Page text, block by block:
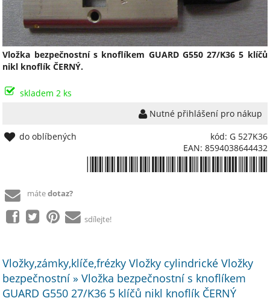
Vložka bezpečnostní s knoflíkem GUARD G550 27/K36 5 klíčů
nikl knoflík ČERNÝ.
skladem 2 ks
Nutné přihlášení pro nákup
kód: G 527K36
EAN: 8594038644432
do oblíbených
mátedotaz?
sdílejte!
Vložky,zámky,klíče,frézky Vložky cylindrické Vložky
bezpečnostní » Vložka bezpečnostní s knoflíkem
GUARD G550 27/K36 5 klíčů nikl knoflík ČERNÝ